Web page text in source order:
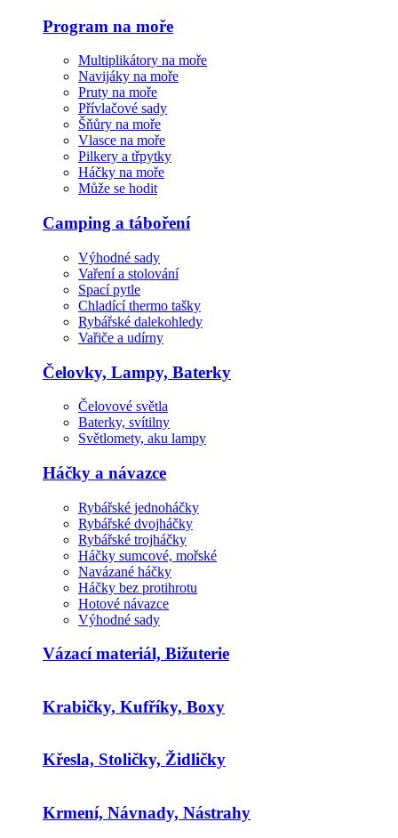
Program na moře
Multiplikátory na moře
Navijáky na moře
Pruty na moře
Přívlačové sady
Šňůry na moře
Vlasce na moře
Pilkery a třpytky
Háčky na moře
Může se hodit
Camping a táboření
Výhodné sady
Vaření a stolování
Spací pytle
Chladící thermo tašky
Rybářské dalekohledy
Vařiče a udírny
Čelovky, Lampy, Baterky
Čelovové světla
Baterky, svítilny
Světlomety, aku lampy
Háčky a návazce
Rybářské jednoháčky
Rybářské dvojháčky
Rybářské trojháčky
Háčky sumcové, mořské
Navázané háčky
Háčky bez protihrotu
Hotové návazce
Výhodné sady
Vázací materiál, Bižuterie
Krabičky, Kufříky, Boxy
Křesla, Stoličky, Židličky
Krmení, Návnady, Nástrahy